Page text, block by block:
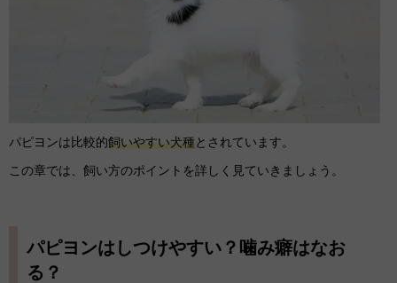
パピヨンは比較的飼いやすい犬種とされています。
この章では、飼い方のポイントを詳しく見ていきましょう。
パピヨンはしつけやすい？噛み癖はなお
る？